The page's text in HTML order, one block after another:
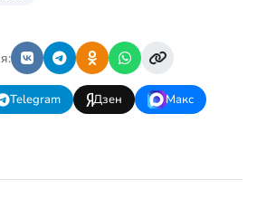
Telegram Дзен Макс